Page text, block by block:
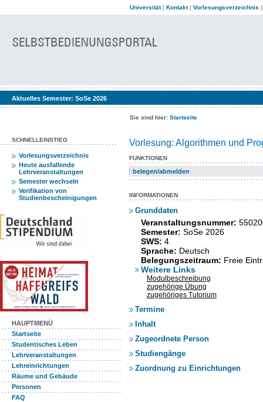
Universität| Kontakt| Vorlesungsverzeichnis
Aktuelles Semester: SoSe 2026
Sie sind hier: Startseite
SCHNELLEINSTIEG
Vorlesungsverzeichnis
Heute ausfallende
Lehrveranstaltungen
Semester wechseln
Verifikation von
Studienbescheinigungen
HAUPTMENÜ
Startseite
Studentisches Leben
Lehrveranstaltungen
Lehreinrichtungen
Räume und Gebäude
Personen
FAQ
Vorlesung: Algorithmen und
FUNKTIONEN
belegen/abmelden
INFORMATIONEN
Grunddaten
Veranstaltungsnummer:
Semester: SoSe 2026
SWS: 4
Sprache: Deutsch
Belegungszeitraum: Freie
Weitere Links
Modulbeschreibung
zugehörige Übung
zugehöriges Tutorium
Termine
Inhalt
Zugeordnete Person
Studiengänge
Zuordnung zu Einrichtungen